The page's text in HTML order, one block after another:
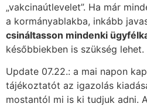
„vakcinaútlevelet”. Ha már
a kormányablakba, inkább
csináltasson mindenki
későbbiekben is szükség lehet.
Update 07.22.: a mai napon
tájékoztatót az igazolás
mostantól mi is ki tudjuk adni.